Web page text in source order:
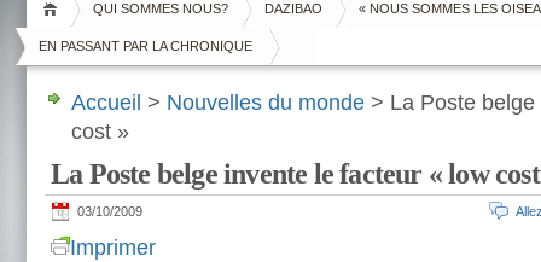
QUI SOMMES NOUS? DAZIBAO « NOUS SOMMES LES
EN PASSANT PAR LA CHRONIQUE
Accueil > Nouvelles du monde > La Poste
cost »
La Poste belge invente le facteur « low
03/10/2009
Imprimer